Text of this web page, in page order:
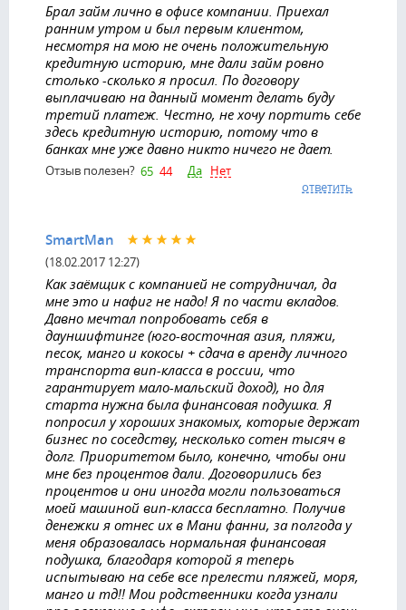
Брал займ лично в офисе компании. Приехал
ранним утром и был первым клиентом,
несмотря на мою не очень положительную
кредитную историю, мне дали займ ровно
столько -сколько я просил. По договору
выплачиваю на данный момент делать буду
третий платеж. Честно, не хочу портить себе
здесь кредитную историю, потому что в
банках мне уже давно никто ничего не дает.
Отзыв полезен? 65 44 Да Нет
ответить
SmartMan
(18.02.2017 12:27)
Как заёмщик с компанией не сотрудничал, да
мне это и нафиг не надо! Я по части вкладов.
Давно мечтал попробовать себя в
дауншифтинге (юго-восточная азия, пляжи,
песок, манго и кокосы + сдача в аренду личного
транспорта вип-класса в россии, что
гарантирует мало-мальский доход), но для
старта нужна была финансовая подушка. Я
попросил у хороших знакомых, которые держат
бизнес по соседству, несколько сотен тысяч в
долг. Приоритетом было, конечно, чтобы они
мне без процентов дали. Договорились без
процентов и они иногда могли пользоваться
моей машиной вип-класса бесплатно. Получив
денежки я отнес их в Мани фанни, за полгода у
меня образовалась нормальная финансовая
подушка, благодаря которой я теперь
испытываю на себе все прелести пляжей, моря,
манго и тд!! Мои родственники когда узнали